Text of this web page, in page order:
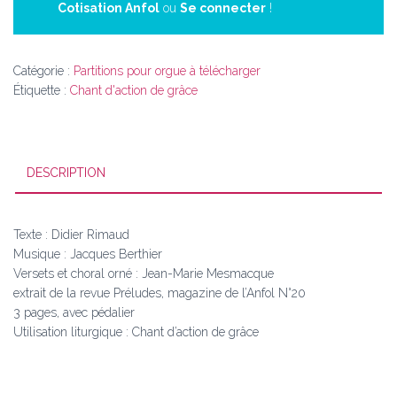
Cotisation Anfol ou Se connecter !
Catégorie : Partitions pour orgue à télécharger
Étiquette : Chant d'action de grâce
DESCRIPTION
Texte : Didier Rimaud
Musique : Jacques Berthier
Versets et choral orné : Jean-Marie Mesmacque
extrait de la revue Préludes, magazine de l’Anfol N°20
3 pages, avec pédalier
Utilisation liturgique : Chant d’action de grâce